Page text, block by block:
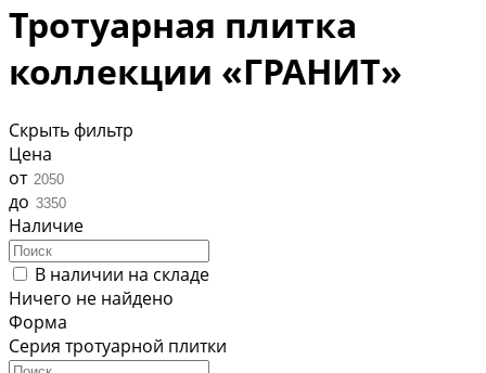
Тротуарная плитка
коллекции «ГРАНИТ»
Скрыть фильтр
Цена
от
до
Наличие
В наличии на складе
Ничего не найдено
Форма
Серия тротуарной плитки